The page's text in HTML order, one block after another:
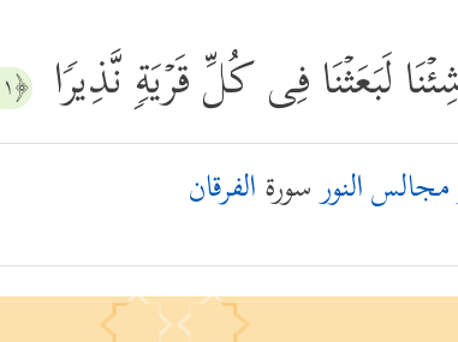
لَبَعَثۡنَا فِی كُلِّ قَرۡیَةࣲ نَّذِیرࣰا ﴿٥١﴾
النورسورةالفرقان